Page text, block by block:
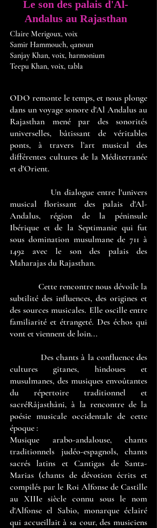
Claire Merigoux, voix
Samir Hammouch, qanoun
Sanjay Khan, voix, harmonium
Teepu Khan, voix, tabla
Le son des palais d'Al-
Andalus au Rajasthan
ODO remonte le temps, et nous plonge
dans un voyage sonore d'Al Andalus au
Rajasthan mené par des sonorités
universelles, bâtissant de véritables
ponts, à travers l’art musical des
différentes cultures de la Méditerranée
et d'Orient.
Un dialogue entre l'univers
musical florissant des palais d'Al-
Andalus, région de la péninsule
Ibérique et de la Septimanie qui fut
sous domination musulmane de 711 à
1492 avec le son des palais des
Maharajas du Rajasthan.
Cette rencontre nous dévoile la
subtilité des influences, des origines et
des sources musicales. Elle oscille entre
familiarité et étrangeté. Des échos qui
vont et viennent de loin...
Des chants à la confluence des
cultures gitanes, hindoues et
musulmanes, des musiques envoûtantes
du répertoire traditionnel et
sacréRâjasthâni, à la rencontre de la
poésie musicale occidentale de cette
époque :
Musique arabo-andalouse, chants
traditionnels judéo-espagnols, chants
sacrés latins et Cantigas de Santa-
Marias (chants de dévotion écrits et
compilés par le Roi Alfonse de Castille
au XIIIe siècle connu sous le nom
d'Alfonse el Sabio, monarque éclairé
qui accueillait à sa cour, des musiciens